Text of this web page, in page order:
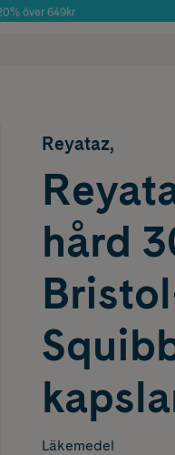
över 649kr
Reyataz,
hård
Läkemedel